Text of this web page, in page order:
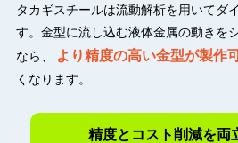
タカギスチールは流動解析を用いてダ
す。金型に流し込む液体金属の動きを
なら、
より精度の高い金型が製作
くなります。
精度とコスト削減を両